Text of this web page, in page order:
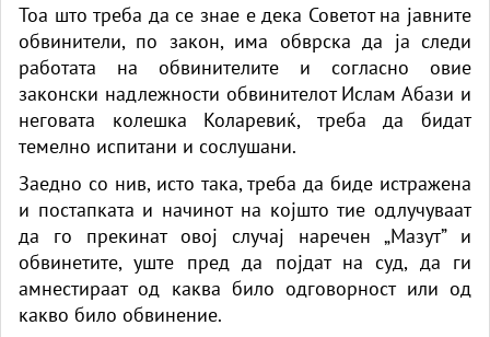
Тоа што треба да се знае е дека Советот на јавните
обвинители, по закон, има обврска да ја следи
работата на обвинителите и согласно овие
законски надлежности обвинителот Ислам Абази и
неговата колешка Коларевиќ, треба да бидат
темелно испитани и сослушани.
Заедно со нив, исто така, треба да биде истражена
и постапката и начинот на којшто тие одлучуваат
да го прекинат овој случај наречен „Мазут” и
обвинетите, уште пред да појдат на суд, да ги
амнестираат од каква било одговорност или од
какво било обвинение.